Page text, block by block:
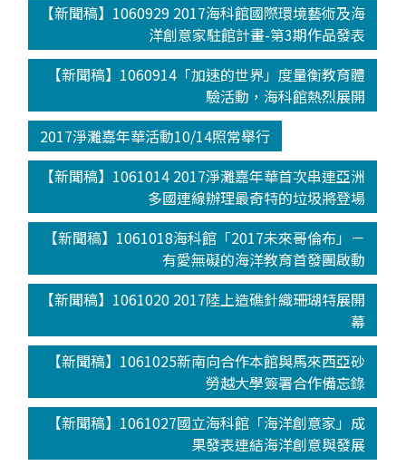
【新聞稿】1060929 2017海科館國際環境藝術及海
洋創意家駐館計畫-第3期作品發表
【新聞稿】1060914「加速的世界」度量衡教育體
驗活動，海科館熱烈展開
2017淨灘嘉年華活動10/14照常舉行
【新聞稿】1061014 2017淨灘嘉年華首次串連亞洲
多國連線辦理最奇特的垃圾將登場
【新聞稿】1061018海科館「2017未來哥倫布」－
有愛無礙的海洋教育首發團啟動
【新聞稿】1061020 2017陸上造礁針織珊瑚特展開
幕
【新聞稿】1061025新南向合作本館與馬來西亞砂
勞越大學簽署合作備忘錄
【新聞稿】1061027國立海科館「海洋創意家」成
果發表連結海洋創意與發展